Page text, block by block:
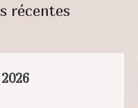
récentes